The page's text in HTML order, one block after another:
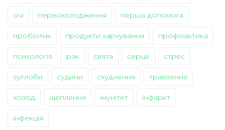
очі переохолодження перша допомога
пробіотик продукти харчування профілактика
психологія рак свята серце стрес
суглоби судини схуднення травлення
холод щеплення імунітет інфаркт
інфекція